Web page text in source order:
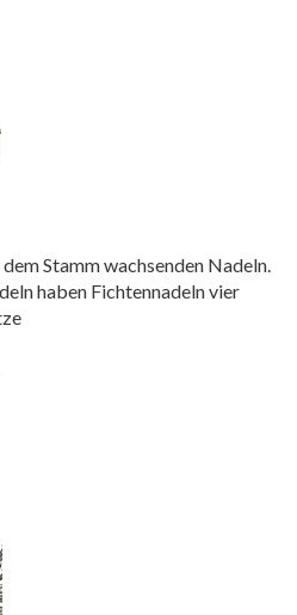
Stamm wachsenden Nadeln.
haben Fichtennadeln vier